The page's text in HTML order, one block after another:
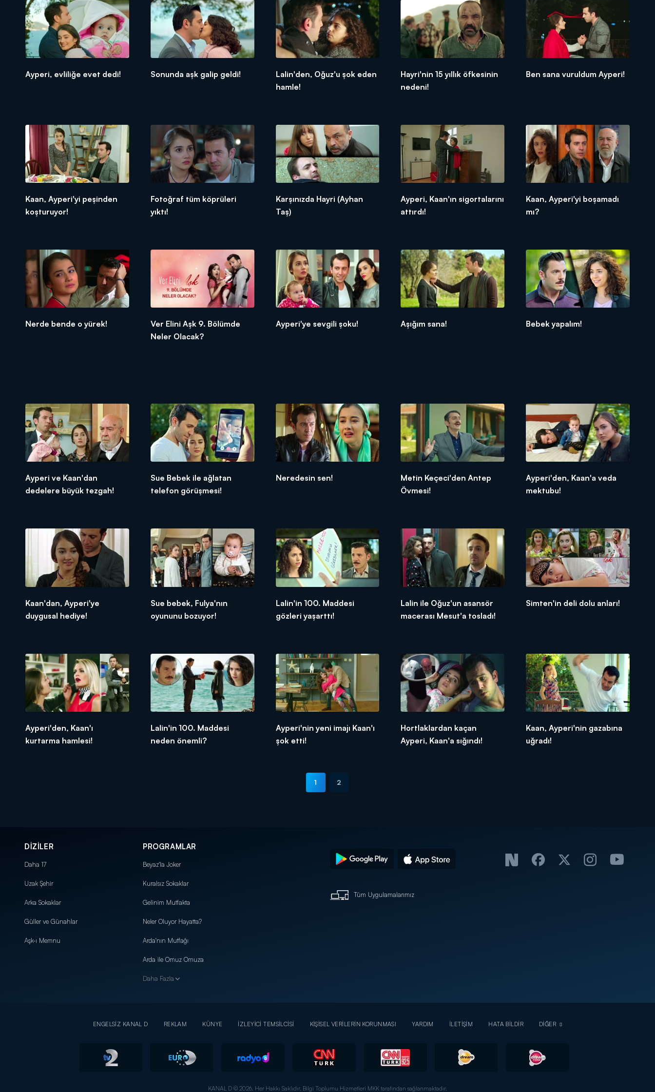
Ayperi, evliliğe evet dedi! Sonunda aşk galip geldi!
Lalin'den, Oğuz'u şok eden
hamle!
Hayri'nin 15 yıllık öfkesinin
nedeni!
Ben sana vuruldum Ayperi!
Kaan, Ayperi'yi peşinden
koşturuyor!
Fotoğraf tüm köprüleri
yıktı!
Karşınızda Hayri (Ayhan
Taş)
Ayperi, Kaan'ın sigortalarını
attırdı!
Kaan, Ayperi'yi boşamadı
mı?
Nerde bende o yürek!
Ver Elini Aşk 9. Bölümde
Neler Olacak?
Ayperi'ye sevgili şoku! Aşığım sana! Bebek yapalım!
Ayperi ve Kaan'dan
dedelere büyük tezgah!
Sue Bebek ile ağlatan
telefon görüşmesi!
Neredesin sen!
Metin Keçeci'den Antep
Övmesi!
Ayperi'den, Kaan'a veda
mektubu!
Kaan'dan, Ayperi'ye
duygusal hediye!
Sue bebek, Fulya'nın
oyununu bozuyor!
Lalin'in 100. Maddesi
gözleri yaşarttı!
Lalin ile Oğuz'un asansör
macerası Mesut'a tosladı!
Simten'in deli dolu anları!
Ayperi'den, Kaan'ı
kurtarma hamlesi!
Lalin'in 100. Maddesi
neden önemli?
Ayperi'nin yeni imajı Kaan'ı
şok etti!
Hortlaklardan kaçan
Ayperi, Kaan'a sığındı!
Kaan, Ayperi'nin gazabına
uğradı!
1 2
DİZİLER
Daha 17
Uzak Şehir
Arka Sokaklar
Güller ve Günahlar
Aşk-ı Memnu
PROGRAMLAR
Beyaz'la Joker
Kuralsız Sokaklar
Gelinim Mutfakta
Neler Oluyor Hayatta?
Arda'nın Mutfağı
Arda ile Omuz Omuza
Daha Fazla
Tüm Uygulamalarımız
ENGELSİZ KANAL D REKLAM KÜNYE İZLEYİCİ TEMSİLCİSİ KİŞİSEL VERİLERİN KORUNMASI YARDIM İLETİŞİM HATA BİLDİR DİĞER
KANAL D © 2026. Her Hakkı Saklıdır. Bilgi Toplumu Hizmetleri MKK tarafından sağlanmaktadır.